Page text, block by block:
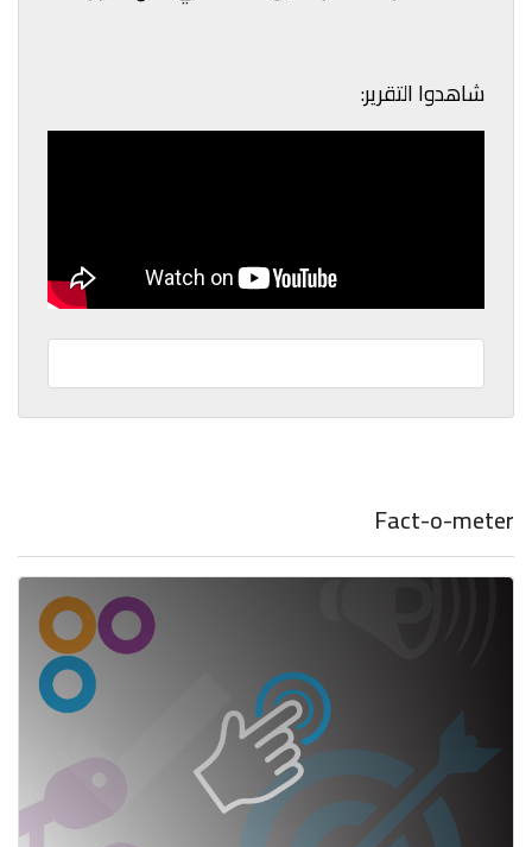
شاهدوا التقرير:
Fact-o-meter